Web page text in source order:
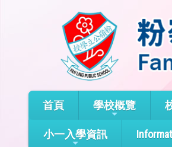
首頁 學校概覽
小一入學資訊